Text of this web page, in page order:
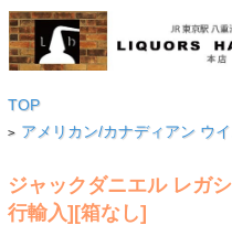
TOP
> アメリカン/カナディアン ウ
ジャックダニエル レガ
行輸入][箱なし]